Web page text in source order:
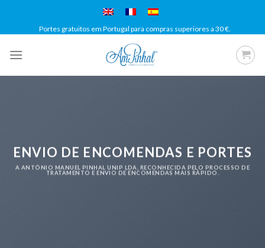
content
Portes gratuitos em Portugal para compras superiores a 30 €.
ENVIO DE ENCOMENDAS E PORTES
A ANTÓNIO MANUEL PINHAL UNIP LDA, RECONHECIDA PELO PROCESSO DE
TRATAMENTO E ENVIO DE ENCOMENDAS MAIS RÁPIDO.